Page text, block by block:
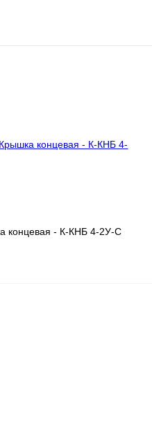
концевая - К-КНБ 4-2У-С